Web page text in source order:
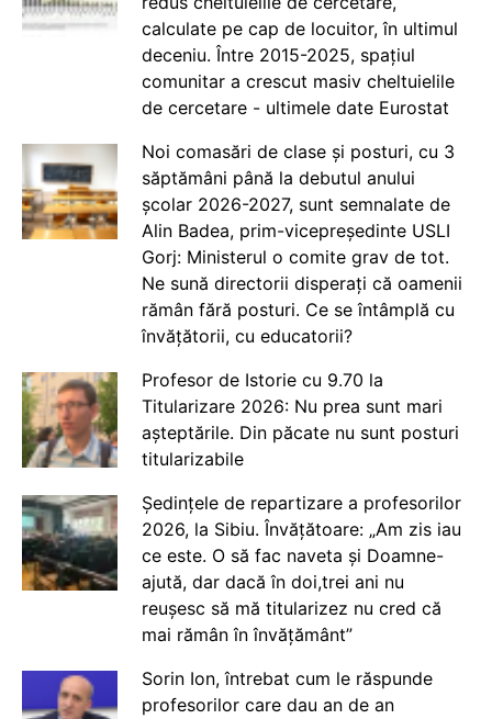
calculate pe cap de locuitor, în ultimul
deceniu. Între 2015-2025, spațiul
comunitar a crescut masiv cheltuielile
de cercetare - ultimele date Eurostat
Noi comasări de clase și posturi, cu 3
săptămâni până la debutul anului
școlar 2026-2027, sunt semnalate de
Alin Badea, prim-vicepreședinte USLI
Gorj: Ministerul o comite grav de tot.
Ne sună directorii disperați că oamenii
rămân fără posturi. Ce se întâmplă cu
învățătorii, cu educatorii?
Profesor de Istorie cu 9.70 la
Titularizare 2026: Nu prea sunt mari
așteptările. Din păcate nu sunt posturi
titularizabile
Ședințele de repartizare a profesorilor
2026, la Sibiu. Învățătoare: „Am zis iau
ce este. O să fac naveta și Doamne-
ajută, dar dacă în doi,trei ani nu
reușesc să mă titularizez nu cred că
mai rămân în învățământ”
Sorin Ion, întrebat cum le răspunde
profesorilor care dau an de an